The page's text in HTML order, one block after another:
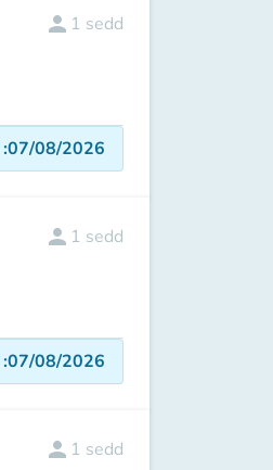
person 1 sedd
:07/08/2026
person 1 sedd
:07/08/2026
person 1 sedd